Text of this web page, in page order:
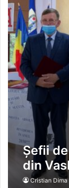
Șefii
din
Cristian Dima